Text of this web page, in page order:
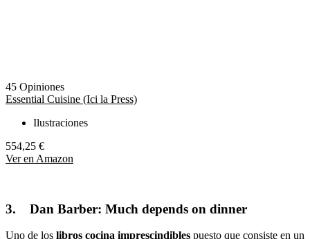
45 Opiniones
Essential Cuisine (Ici la Press)
Ilustraciones
554,25 €
Ver en Amazon
3. Dan Barber: Much depends on dinner
Uno de los libros cocina imprescindibles puesto que consiste en un